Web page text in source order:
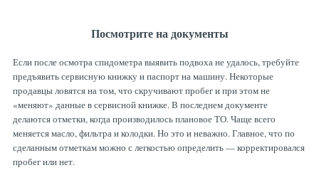
Посмотрите на документы
Если после осмотра спидометра выявить подвоха не удалось, требуйте
предъявить сервисную книжку и паспорт на машину. Некоторые
продавцы ловятся на том, что скручивают пробег и при этом не
«меняют» данные в сервисной книжке. В последнем документе
делаются отметки, когда производилось плановое ТО. Чаще всего
меняется масло, фильтра и колодки. Но это и неважно. Главное, что по
сделанным отметкам можно с легкостью определить — корректировался
пробег или нет.